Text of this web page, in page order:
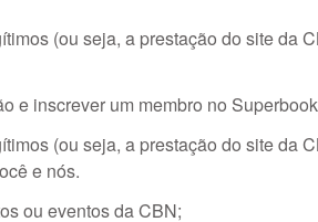
(ou seja, a prestação do site da
e inscrever um membro no
(ou seja, a prestação do site da
e nós.
ou eventos da CBN;